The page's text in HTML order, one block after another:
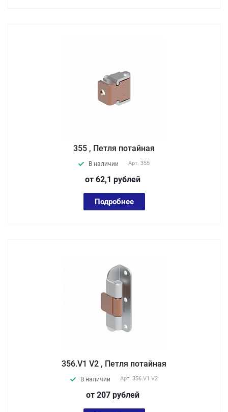
355 , Петля потайная
В наличии Арт. 355
от 62,1 рублей
Подробнее
356.V1 V2 , Петля потайная
В наличии Арт. 356.V1 V2
от 207 рублей